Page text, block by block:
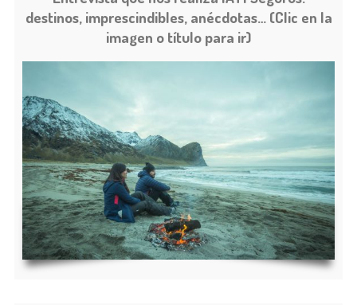
destinos, imprescindibles, anécdotas… (Clic en la
imagen o título para ir)